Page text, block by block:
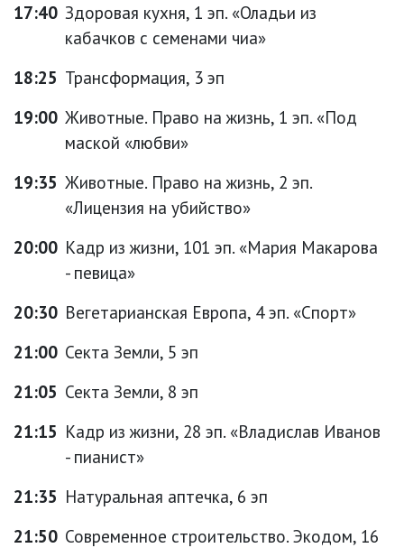
17:40 Здоровая кухня, 1 эп. «Оладьи из
кабачков с семенами чиа»
18:25 Трансформация, 3 эп
19:00 Животные. Право на жизнь, 1 эп. «Под
маской «любви»
19:35 Животные. Право на жизнь, 2 эп.
«Лицензия на убийство»
20:00 Кадр из жизни, 101 эп. «Мария Макарова
- певица»
20:30 Вегетарианская Европа, 4 эп. «Спорт»
21:00 Секта Земли, 5 эп
21:05 Секта Земли, 8 эп
21:15 Кадр из жизни, 28 эп. «Владислав Иванов
- пианист»
21:35 Натуральная аптечка, 6 эп
21:50 Современное строительство. Экодом, 16